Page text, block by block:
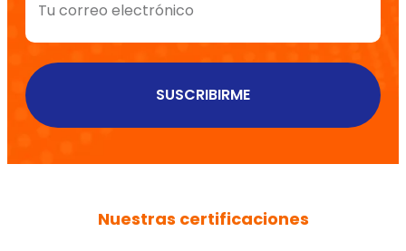
SUSCRIBIRME
Nuestras certificaciones